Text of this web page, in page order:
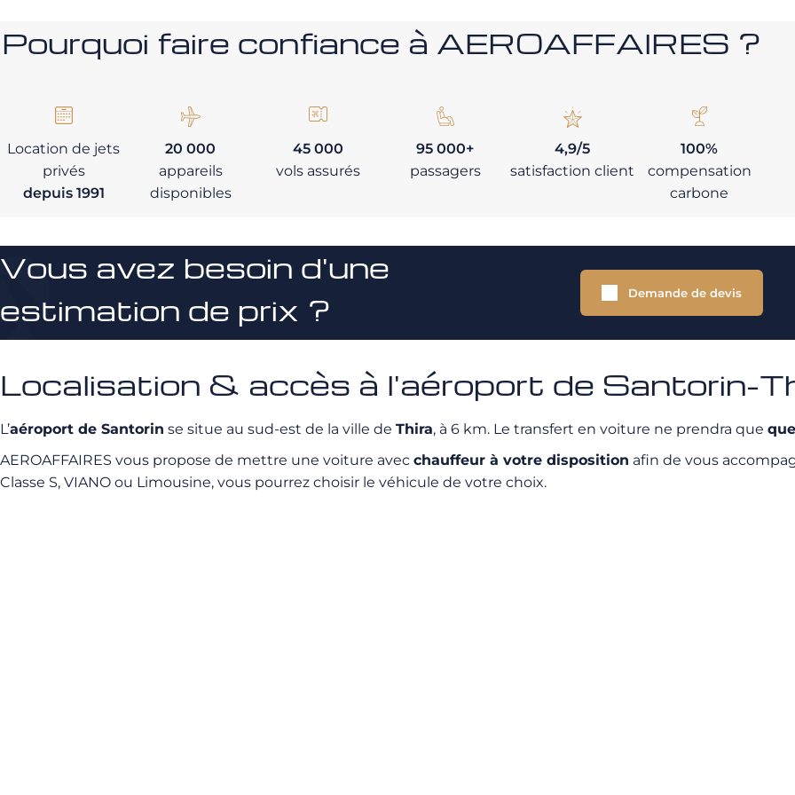
Pourquoi faire confiance à AEROAFFAIRES ?
Location de jets
privés
depuis 1991
20 000
appareils
disponibles
45 000
vols assurés
95 000+
passagers
4,9/5
satisfaction client
100%
compensation
carbone
Vous avez besoin d'une
estimation de prix ?
Demande de devis
Localisation & accès à l'aéroport de Santorin-
L’aéroport de Santorin se situe au sud-est de la ville de Thira, à 6 km. Le transfert en voiture ne prendra que
AEROAFFAIRES vous propose de mettre une voiture avec chauffeur à votre disposition afin de vous
Classe S, VIANO ou Limousine, vous pourrez choisir le véhicule de votre choix.